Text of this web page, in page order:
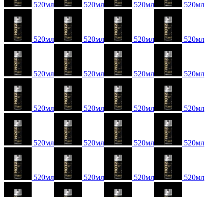
520мл 520мл 520мл 520мл
520мл 520мл 520мл 520мл
520мл 520мл 520мл 520мл
520мл 520мл 520мл 520мл
520мл 520мл 520мл 520мл
520мл 520мл 520мл 520мл